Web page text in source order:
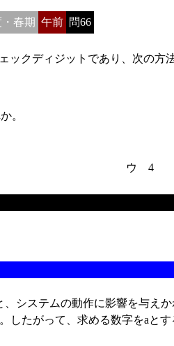
春期 午前 問66
ックディジットであり、次の方
。
ウ 4
システムの動作に影響を与え
たがって、求める数字をaとす